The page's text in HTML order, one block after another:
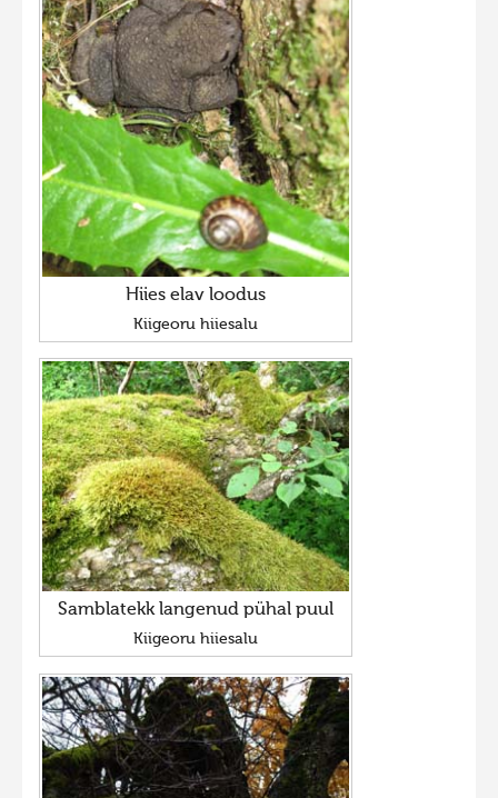
Hiies elav loodus
Kiigeoru hiiesalu
Samblatekk langenud pühal puul
Kiigeoru hiiesalu